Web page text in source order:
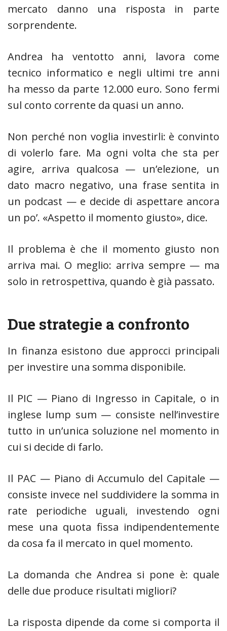
mercato danno una risposta in parte
sorprendente.
Andrea ha ventotto anni, lavora come
tecnico informatico e negli ultimi tre anni
ha messo da parte 12.000 euro. Sono fermi
sul conto corrente da quasi un anno.
Non perché non voglia investirli: è convinto
di volerlo fare. Ma ogni volta che sta per
agire, arriva qualcosa — un’elezione, un
dato macro negativo, una frase sentita in
un podcast — e decide di aspettare ancora
un po’. «Aspetto il momento giusto», dice.
Il problema è che il momento giusto non
arriva mai. O meglio: arriva sempre — ma
solo in retrospettiva, quando è già passato.
Due strategie a confronto
In finanza esistono due approcci principali
per investire una somma disponibile.
Il PIC — Piano di Ingresso in Capitale, o in
inglese lump sum — consiste nell’investire
tutto in un’unica soluzione nel momento in
cui si decide di farlo.
Il PAC — Piano di Accumulo del Capitale —
consiste invece nel suddividere la somma in
rate periodiche uguali, investendo ogni
mese una quota fissa indipendentemente
da cosa fa il mercato in quel momento.
La domanda che Andrea si pone è: quale
delle due produce risultati migliori?
La risposta dipende da come si comporta il